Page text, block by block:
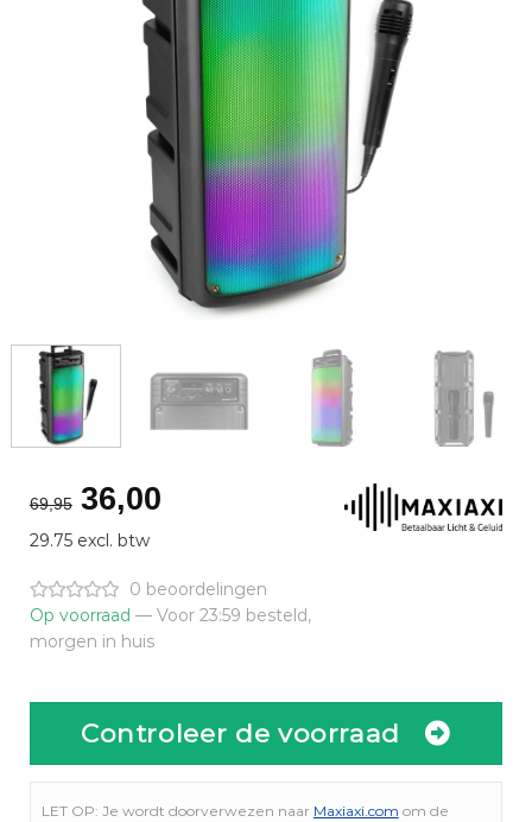
69,95 Oorspronkelijke
prijs
was:
€69,95.
36,00Huidige
€36,00.
29.75 excl. btw
0 beoordelingen
Op voorraad — Voor 23:59 besteld,
morgen in huis
Controleer de voorraad
LET OP: Je wordt doorverwezen naar Maxiaxi.com om de